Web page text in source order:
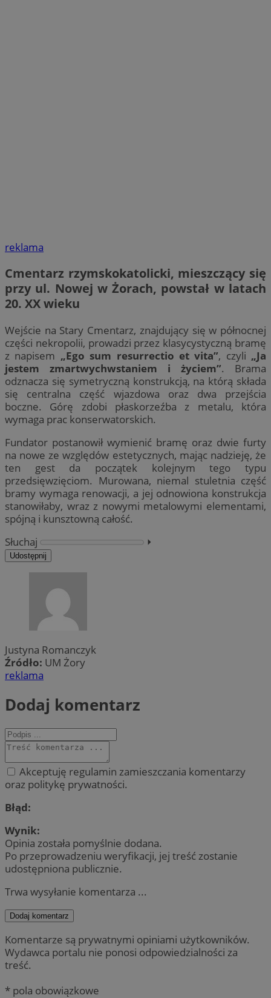
reklama
Cmentarz rzymskokatolicki, mieszczący się
przy ul. Nowej w Żorach, powstał w latach
20. XX wieku
Wejście na Stary Cmentarz, znajdujący się w północnej
części nekropolii, prowadzi przez klasycystyczną bramę
z napisem „Ego sum resurrectio et vita”, czyli „Ja
jestem zmartwychwstaniem i życiem”. Brama
odznacza się symetryczną konstrukcją, na którą składa
się centralna część wjazdowa oraz dwa przejścia
boczne. Górę zdobi płaskorzeźba z metalu, która
wymaga prac konserwatorskich.
Fundator postanowił wymienić bramę oraz dwie furty
na nowe ze względów estetycznych, mając nadzieję, że
ten gest da początek kolejnym tego typu
przedsięwzięciom. Murowana, niemal stuletnia część
bramy wymaga renowacji, a jej odnowiona konstrukcja
stanowiłaby, wraz z nowymi metalowymi elementami,
spójną i kunsztowną całość.
Słuchaj
⏵︎
Udostępnij
Justyna Romanczyk
Źródło: UM Żory
reklama
Dodaj komentarz
Akceptuję regulamin zamieszczania komentarzy
oraz politykę prywatności.
Błąd:
Wynik:
Opinia została pomyślnie dodana.
Po przeprowadzeniu weryfikacji, jej treść zostanie
udostępniona publicznie.
Trwa wysyłanie komentarza ...
Dodaj komentarz
Komentarze są prywatnymi opiniami użytkowników.
Wydawca portalu nie ponosi odpowiedzialności za
treść.
* pola obowiązkowe